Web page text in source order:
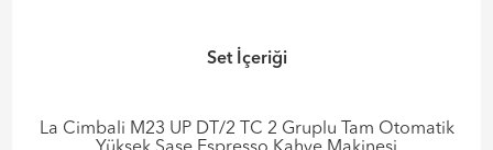
Set İçeriği
La Cimbali M23 UP DT/2 TC 2 Gruplu Tam Otomatik